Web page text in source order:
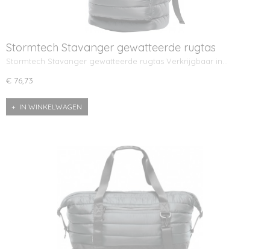
Stormtech Stavanger gewatteerde rugtas
Stormtech Stavanger gewatteerde rugtas Verkrijgbaar in…
€ 76,73
IN WINKELWAGEN